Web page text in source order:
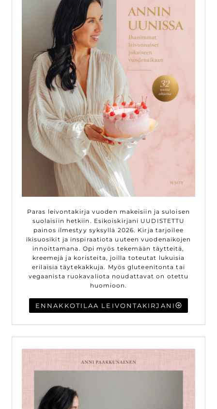
Paras leivontakirja vuoden makeisiin ja suloisen
suolaisiin hetkiin. Esikoiskirjani UUDISTETTU
painos ilmestyy syksyllä 2026. Kirja tarjoilee
ikisuosikit ja inspiraatiota uuteen vuodenaikojen
innoittamana. Opi myös tekemään täytteitä,
kreemejä ja koristeita, joilla toteutat lukuisia
erilaisia täytekakkuja. Myös gluteenitonta tai
vegaanista ruokavaliota noudattavat on otettu
huomioon.
ENNAKKOTILAA LEIVONTAKIRJANI